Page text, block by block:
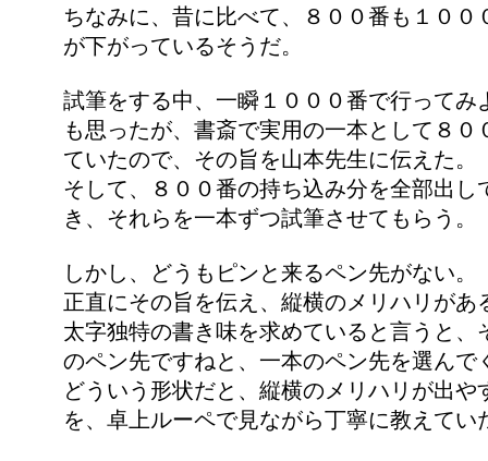
ちなみに、昔に比べて、８００番も１００
が下がっているそうだ。
試筆をする中、一瞬１０００番で行ってみ
も思ったが、書斎で実用の一本として８０
ていたので、その旨を山本先生に伝えた。
そして、８００番の持ち込み分を全部出し
き、それらを一本ずつ試筆させてもらう。
しかし、どうもピンと来るペン先がない。
正直にその旨を伝え、縦横のメリハリがあ
太字独特の書き味を求めていると言うと、
のペン先ですねと、一本のペン先を選んで
どういう形状だと、縦横のメリハリが出や
を、卓上ルーペで見ながら丁寧に教えてい